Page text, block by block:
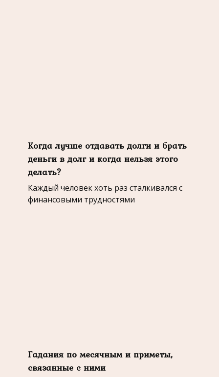
Когда лучше отдавать долги и брать
деньги в долг и когда нельзя этого
делать?
Каждый человек хоть раз сталкивался с
финансовыми трудностями
Гадания по месячным и приметы,
связанные с ними